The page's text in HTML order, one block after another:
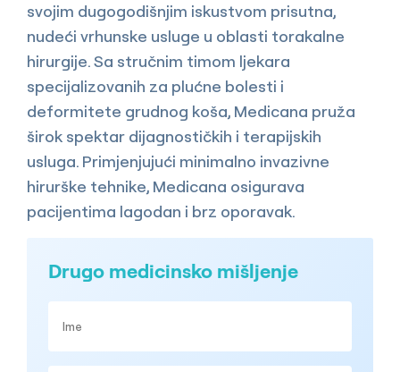
svojim dugogodišnjim iskustvom prisutna,
nudeći vrhunske usluge u oblasti torakalne
hirurgije. Sa stručnim timom ljekara
specijalizovanih za plućne bolesti i
deformitete grudnog koša, Medicana pruža
širok spektar dijagnostičkih i terapijskih
usluga. Primjenjujući minimalno invazivne
hirurške tehnike, Medicana osigurava
pacijentima lagodan i brz oporavak.
Drugo medicinsko mišljenje